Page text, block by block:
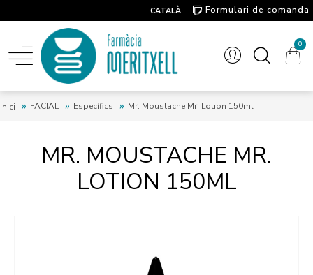
CATALÀ
Formulari de comanda
0
Inici FACIAL Específics Mr. Moustache Mr. Lotion 150ml
MR. MOUSTACHE MR.
LOTION 150ML